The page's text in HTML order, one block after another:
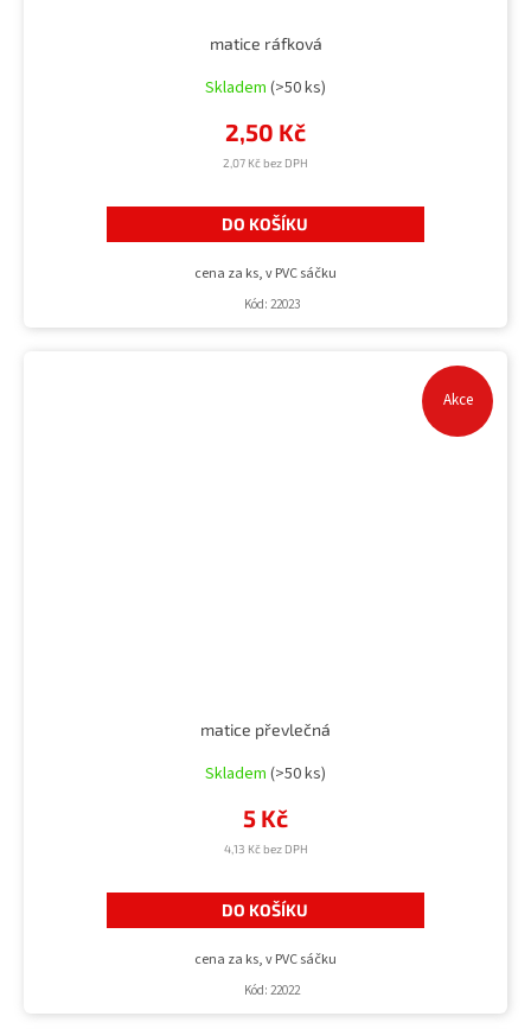
matice ráfková
Skladem (>50 ks)
2,07 Kč bez DPH
2,50 Kč
DO KOŠÍKU
cena za ks, v PVC sáčku
Kód: 22023
Akce
matice převlečná
Skladem (>50 ks)
4,13 Kč bez DPH
5 Kč
DO KOŠÍKU
cena za ks, v PVC sáčku
Kód: 22022